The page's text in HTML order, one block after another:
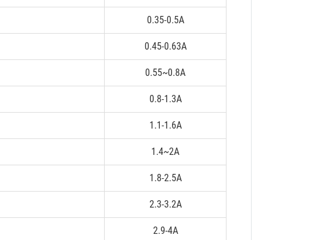
0.35-0.5A
0.45-0.63A
0.55~0.8A
0.8-1.3A
1.1-1.6A
1.4~2A
1.8-2.5A
2.3-3.2A
2.9-4A